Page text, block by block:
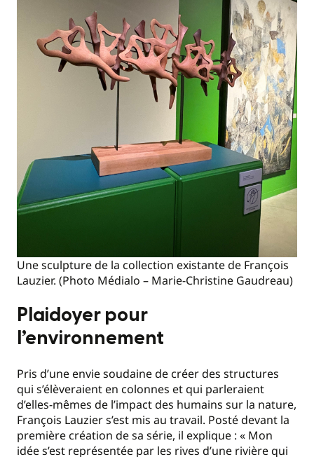
Une sculpture de la collection existante de François
Lauzier. (Photo Médialo – Marie-Christine Gaudreau)
Plaidoyer pour
l’environnement
Pris d’une envie soudaine de créer des structures
qui s’élèveraient en colonnes et qui parleraient
d’elles-mêmes de l’impact des humains sur la nature,
François Lauzier s’est mis au travail. Posté devant la
première création de sa série, il explique : « Mon
idée s’est représentée par les rives d’une rivière qui